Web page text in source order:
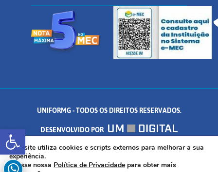
Abrir a barra de ferramentas
UNIFORMG - TODOS OS DIREITOS RESERVADOS.
DESENVOLVIDO POR
AV. DR. ARNALDO DE SENNA, 328 - PALMEIRAS, FORMIGA/MG - CEP:
35.574.530
Este site utiliza cookies e scripts externos para melhorar a sua
experiência.
Acesse nossa Política de Privacidade para obter mais